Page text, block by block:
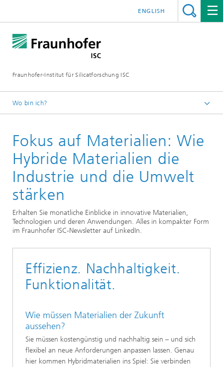
Fraunhofer-Institut für Silicatforschung ISC
ENGLISH
Wo bin ich?
Presse und Medien
Smarter Maschinenbau und Automation
Fokus auf Materialien: Wie
Hybride Materialien die
Industrie und die Umwelt
stärken
Erhalten Sie monatliche Einblicke in innovative Materialien,
Technologien und deren Anwendungen. Alles in kompakter Form
im Fraunhofer ISC-Newsletter auf LinkedIn.
Effizienz. Nachhaltigkeit.
Funktionalität.
Wie müssen Materialien der Zukunft
aussehen?
Sie müssen kostengünstig und nachhaltig sein – und sich
flexibel an neue Anforderungen anpassen lassen. Genau
hier kommen Hybridmaterialien ins Spiel: Sie verbinden